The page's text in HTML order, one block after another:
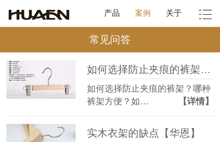
产品 案例 关于
常见问答
如何选择防止夹痕的裤架，跟褶子说拜拜【华恩】
如何选择防止夹痕的裤架？哪种
裤架方便？如…
【详情】
实木衣架的缺点【华恩】